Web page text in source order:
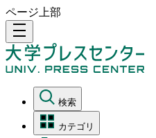
ページ上部
density_medium
検索
カテゴリ